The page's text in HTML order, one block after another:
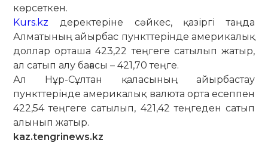
көрсеткен.
Kurs.kz деректеріне сәйкес, қазіргі таңда
Алматының айырбас пункттерінде америкалық
доллар орташа 423,22 теңгеге сатылып жатыр,
ал сатып алу бағасы – 421,70 теңге.
Ал Нұр-Сұлтан қаласының айырбастау
пункттерінде америкалық валюта орта есеппен
422,54 теңгеге сатылып, 421,42 теңгеден сатып
алынып жатыр.
kaz.tengrinews.kz